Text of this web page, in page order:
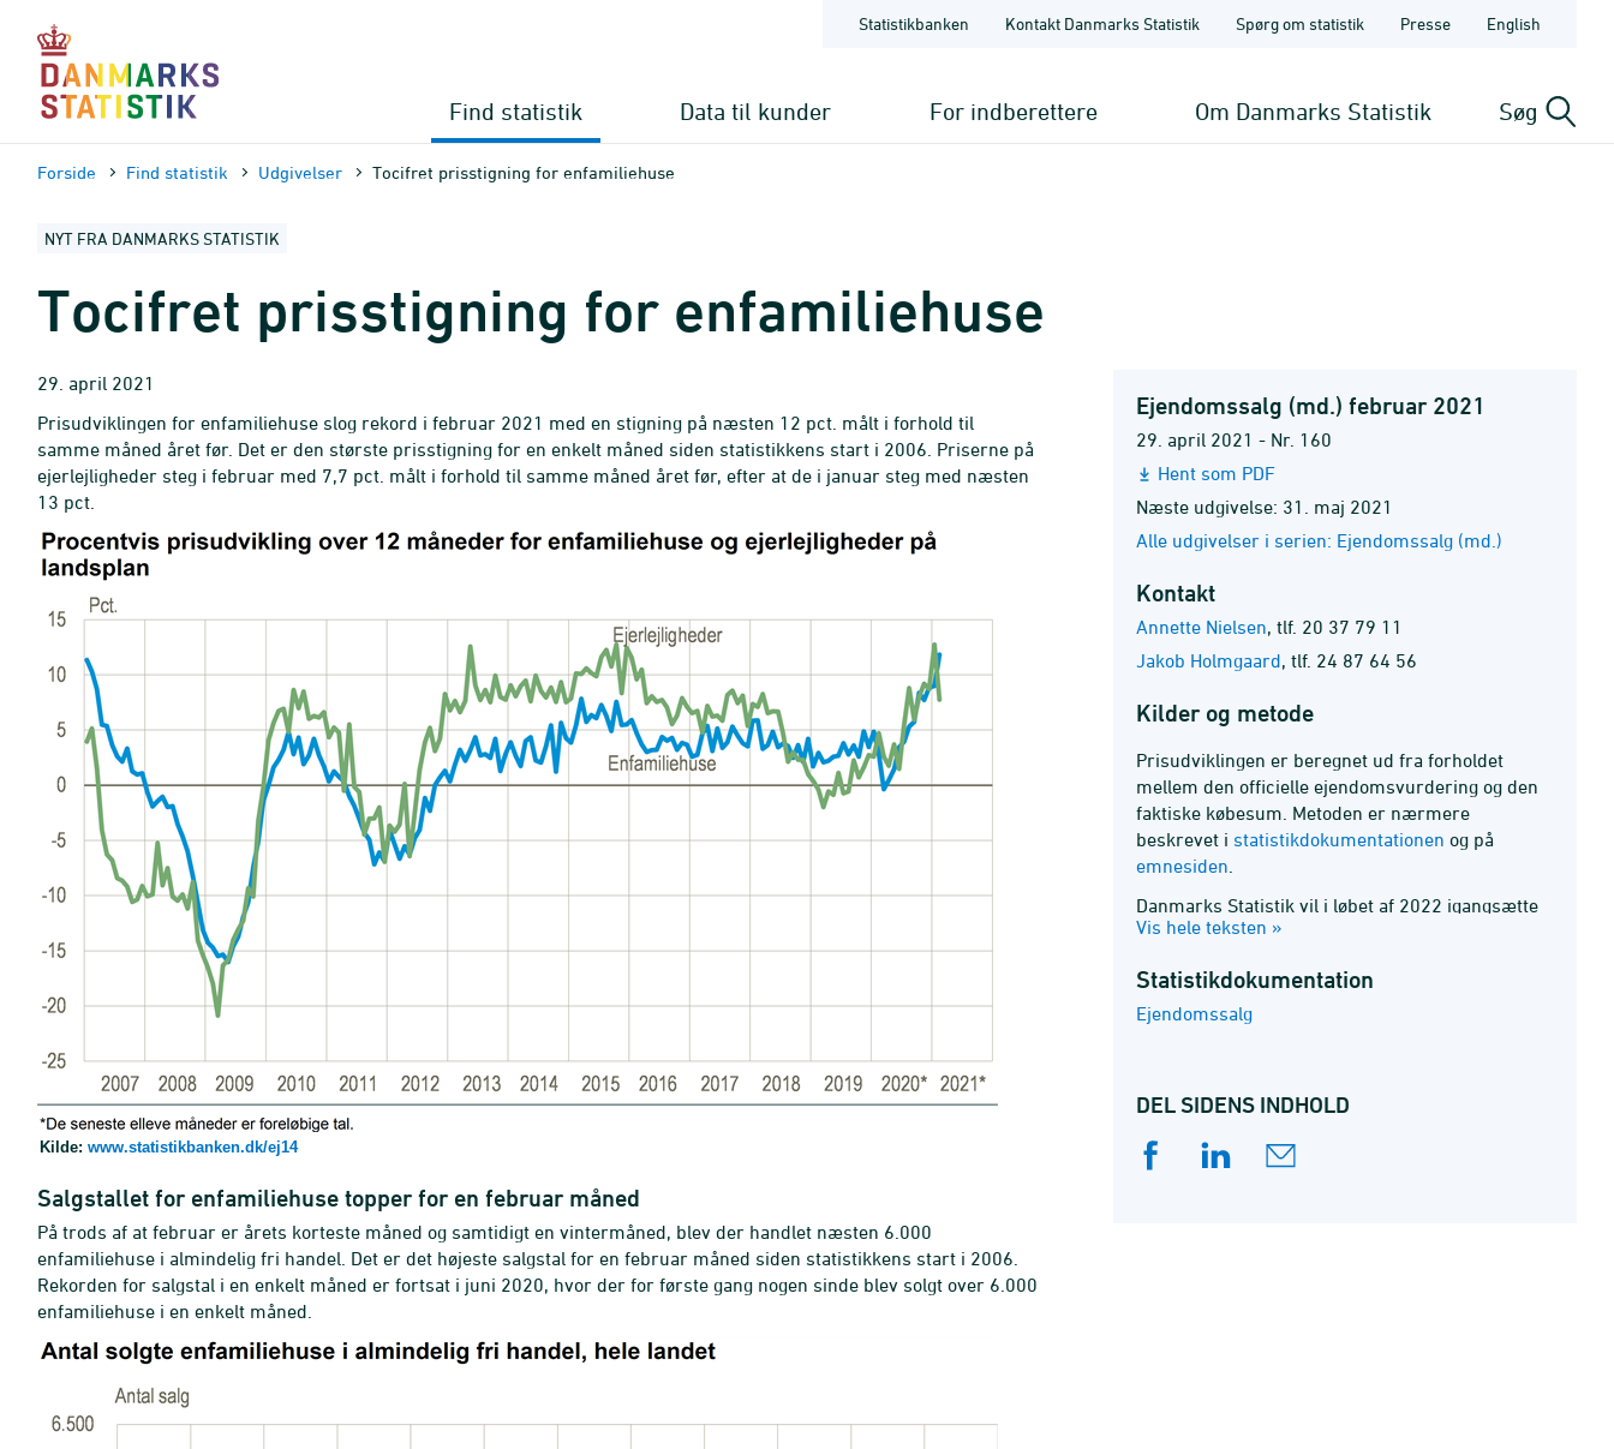
sidens
indhold
Statistikbanken Kontakt Danmarks Statistik Spørg om statistik Presse English
Find statistik Data til kunder For indberettere Om Danmarks Statistik Søg
Forside Find statistik Udgivelser Tocifret prisstigning for enfamiliehuse
NYT FRA DANMARKS STATISTIK
Tocifret prisstigning for enfamiliehuse
29. april 2021
Prisudviklingen for enfamiliehuse slog rekord i februar 2021 med en stigning på næsten 12 pct. målt i forhold til
samme måned året før. Det er den største prisstigning for en enkelt måned siden statistikkens start i 2006. Priserne på
ejerlejligheder steg i februar med 7,7 pct. målt i forhold til samme måned året før, efter at de i januar steg med næsten
13 pct.
Kilde: www.statistikbanken.dk/ej14
Salgstallet for enfamiliehuse topper for en februar måned
På trods af at februar er årets korteste måned og samtidigt en vintermåned, blev der handlet næsten 6.000
enfamiliehuse i almindelig fri handel. Det er det højeste salgstal for en februar måned siden statistikkens start i 2006.
Rekorden for salgstal i en enkelt måned er fortsat i juni 2020, hvor der for første gang nogen sinde blev solgt over 6.000
enfamiliehuse i en enkelt måned.
Ejendomssalg (md.) februar 2021
29. april 2021 - Nr. 160
Hent som PDF
Næste udgivelse: 31. maj 2021
Alle udgivelser i serien: Ejendomssalg (md.)
Kontakt
Annette Nielsen, tlf. 20 37 79 11
Jakob Holmgaard, tlf. 24 87 64 56
Kilder og metode
Prisudviklingen er beregnet ud fra forholdet
mellem den officielle ejendomsvurdering og den
faktiske købesum. Metoden er nærmere
beskrevet i statistikdokumentationen og på
emnesiden
Danmarks Statistik vil i løbet af 2022 igangsætte
en undersøgelse, der har til formål at undersøge
for de foreløbige prisudviklinger er den mest
optimale at anvende ved at undersøge alternative
hovedkonklusioner fremgik det blandt andet,
hvilke størrelsesordener statistikkens revisioner
kan forventes at have.
Vis hele teksten »
Statistik­dokumentation
Ejendomssalg
DEL SIDENS INDHOLD